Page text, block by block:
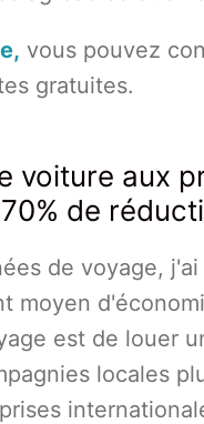
vous pouvez
gratuites.
voiture aux
de
de voyage,
moyen
est de louer
locales